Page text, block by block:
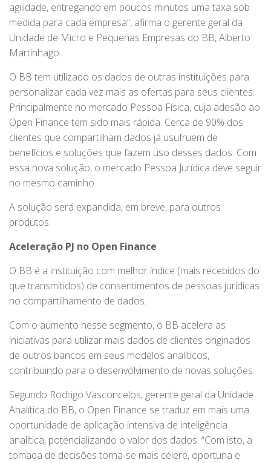
agilidade, entregando em poucos minutos uma taxa sob
medida para cada empresa”, afirma o gerente geral da
Unidade de Micro e Pequenas Empresas do BB, Alberto
Martinhago.
O BB tem utilizado os dados de outras instituições para
personalizar cada vez mais as ofertas para seus clientes.
Principalmente no mercado Pessoa Física, cuja adesão ao
Open Finance tem sido mais rápida. Cerca de 90% dos
clientes que compartilham dados já usufruem de
benefícios e soluções que fazem uso desses dados. Com
essa nova solução, o mercado Pessoa Jurídica deve seguir
no mesmo caminho.
A solução será expandida, em breve, para outros
produtos.
Aceleração PJ no Open Finance
O BB é a instituição com melhor índice (mais recebidos do
que transmitidos) de consentimentos de pessoas jurídicas
no compartilhamento de dados.
Com o aumento nesse segmento, o BB acelera as
iniciativas para utilizar mais dados de clientes originados
de outros bancos em seus modelos analíticos,
contribuindo para o desenvolvimento de novas soluções.
Segundo Rodrigo Vasconcelos, gerente geral da Unidade
Analítica do BB, o Open Finance se traduz em mais uma
oportunidade de aplicação intensiva de inteligência
analítica, potencializando o valor dos dados. “Com isto, a
tomada de decisões torna-se mais célere, oportuna e